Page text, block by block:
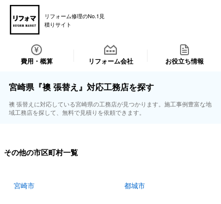
リフォーム修理のNo.1見
積りサイト
費用・概算 リフォーム会社 お役立ち情報
宮崎県『襖 張替え』対応工務店を探す
襖 張替えに対応している宮崎県の工務店が見つかります。施工事例豊富な地
域工務店を探して、無料で見積りを依頼できます。
その他の市区町村一覧
宮崎市 都城市